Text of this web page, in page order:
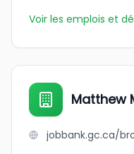
Voir les emplois et
Matthew